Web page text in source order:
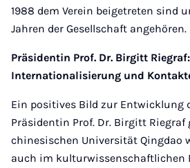
1988 dem Verein beigetreten sind
Jahren der Gesellschaft angehören.
Präsidentin Prof. Dr. Birgitt Riegraf:
Internationalisierung und
Ein positives Bild zur Entwicklung
Präsidentin Prof. Dr. Birgitt
chinesischen Universität Qingdao
auch im kulturwissenschaftlichen